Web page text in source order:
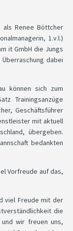
als Renee Böttcher
1.v.l.)
it GmbH die Jungs
dabei
können sich zum
Trainingsanzüge
Geschäftsführer
mit aktuell
übergeben.
bedankten
Vorfreude auf das,
viel Freude mit der
die
wir freuen uns,